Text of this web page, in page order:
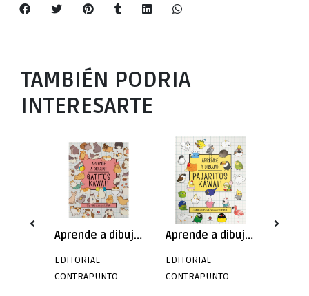
TAMBIÉN PODRIA
INTERESARTE
Aprende a dibujar | Gatitos Kawaii - Olive Yong
EDITORIAL
CONTRAPUNTO
Aprende a dibujar Pajaritos Kawaii - Olive Yong
EDITORIAL
CONTRAPUNTO